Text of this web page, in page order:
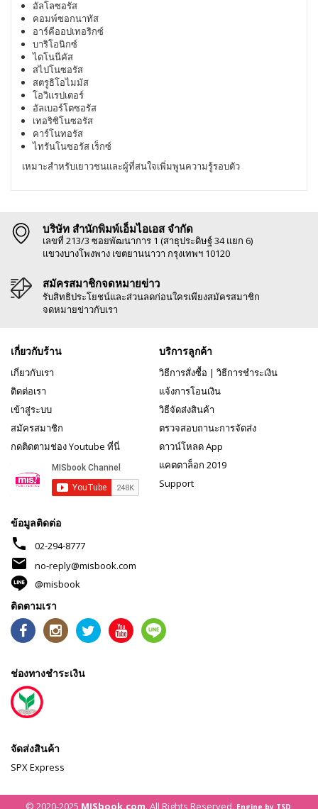
อัลโลซอรัส
คอมพ์ซอกนาทัส
อาร์คีออปเทอริกซ์
บาริโอนิกซ์
ไดโนนีคัส
สไปโนซอรัส
สตรูธิโอไมมัส
โอวิแรปเตอร์
อัลเบอร์โตซอรัส
เทอริซิโนซอรัส
คาร์โนทอรัส
ไทรันโนซอรัส เร็กซ์
เหมาะสำหรับเยาวชนและผู้ที่สนใจเพิ่มพูนความรู้รอบตัว
บริษัท สำนักพิมพ์เอ็มไอเอส จำกัด
เลขที่ 213/3 ซอยพัฒนาการ 1 (สาธุประดิษฐ์ 34 แยก 6)
แขวงบางโพงพาง เขตยานนาวา กรุงเทพฯ 10120
สมัครสมาชิกจดหมายข่าว
รับสิทธิประโยชน์และส่วนลดก่อนใครเพียงสมัครสมาชิก
จดหมายข่าวกับเรา
เกี่ยวกับร้าน
เกี่ยวกับเรา
ติดต่อเรา
เข้าสู่ระบบ
สมัครสมาชิก
กดติดตามช่อง Youtube ที่นี่
บริการลูกค้า
วิธีการสั่งซื้อ | วิธีการชำระเงิน
แจ้งการโอนเงิน
วิธีจัดส่งสินค้า
ตรวจสอบถานะการจัดส่ง
ดาวน์โหลด App
แคตตาล็อก 2019
Support
ข้อมูลติดต่อ
phone 02-294-8777
mail
no-reply@misbook.com
@misbook
ติดตามเรา
ช่องทางชำระเงิน
จัดส่งสินค้า
SPX Express
© 2020-2025 MISbook.com. All Rights Reserved. Engine by TSD.